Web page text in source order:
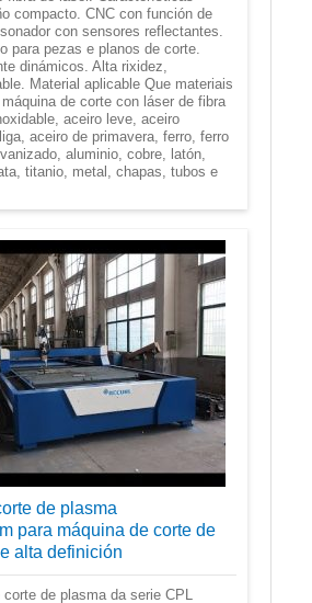
compacto. CNC con función de
con sensores reflectantes.
para pezas e planos de corte.
dinámicos. Alta rixidez,
Material aplicable Que materiais
de corte con láser de fibra
aceiro leve, aceiro
aceiro de primavera, ferro, ferro
aluminio, cobre, latón,
titanio, metal, chapas, tubos e
de plasma
para máquina de corte de
alta definición
de plasma da serie CPL